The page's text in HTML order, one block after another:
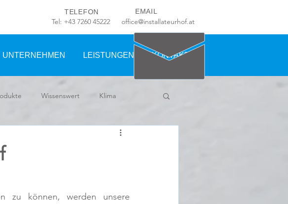
UNTERNEHMEN LEISTUNGEN KONTAKT
TELEFON EMAIL
office@installateurhof.at
Tel: +43 7260 45222
Wissenswert Klima
zu können, werden unsere